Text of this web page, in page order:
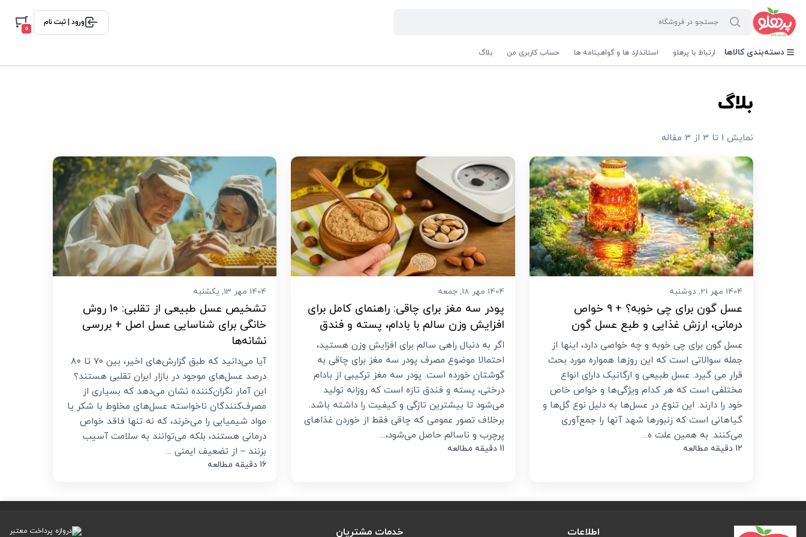
ورود | ثبت نام
0
دسته‌بندی کالاها ارتباط با پرهلو استاندارد ها و گواهینامه ها حساب کاربری من بلاگ
بلاگ
نمایش 1 تا 3 از 3 مقاله
1404 مهر 21, دوشنبه
عسل گون برای چی خوبه؟ + ۹ خواص
درمانی، ارزش غذایی و طبع عسل گون
عسل گون برای چی خوبه و چه خواصی دارد، اینها از
جمله سوالاتی است که این روزها همواره مورد بحث
قرار می گیرد. عسل طبیعی و ارگانیک دارای انواع
مختلفی است که هر کدام ویژگی‌ها و خواص خاص
خود را دارند. این تنوع در عسل‌ها به دلیل نوع گل‌ها و
گیاهانی است که زنبورها شهد آنها را جمع‌آوری
می‌کنند. به همین علت ه...
12 دقیقه مطالعه
1404 مهر 18, جمعه
پودر سه مغز برای چاقی: راهنمای کامل برای
افزایش وزن سالم با بادام، پسته و فندق
اگر به دنبال راهی سالم برای افزایش وزن هستید،
احتمالا موضوع مصرف پودر سه مغز برای چاقی به
گوشتان خورده است. پودر سه مغز ترکیبی از بادام
درختی، پسته و فندق تازه است که روزانه تولید
می‌شود تا بیشترین تازگی و کیفیت را داشته باشد.
برخلاف تصور عمومی که چاقی فقط از خوردن غذاهای
پرچرب و ناسالم حاصل می‌شود،...
11 دقیقه مطالعه
1404 مهر 13, یکشنبه
تشخیص عسل طبیعی از تقلبی: ۱۰ روش
خانگی برای شناسایی عسل اصل + بررسی
نشانه‌ها
آیا می‌دانید که طبق گزارش‌های اخیر، بین ۷۰ تا ۸۰
درصد عسل‌های موجود در بازار ایران تقلبی هستند؟
این آمار نگران‌کننده نشان می‌دهد که بسیاری از
مصرف‌کنندگان ناخواسته عسل‌های مخلوط با شکر یا
مواد شیمیایی را می‌خرند، که نه تنها فاقد خواص
درمانی هستند، بلکه می‌توانند به سلامت آسیب
بزنند – از تضعیف ایمنی ...
16 دقیقه مطالعه
اطلاعات خدمات مشتریان